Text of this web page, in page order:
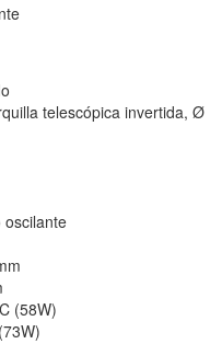
telescópica invertida, Ø
oscilante
(58W)